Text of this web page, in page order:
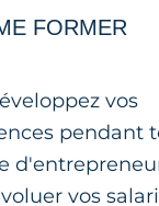
FORMER
vos
pendant
vos